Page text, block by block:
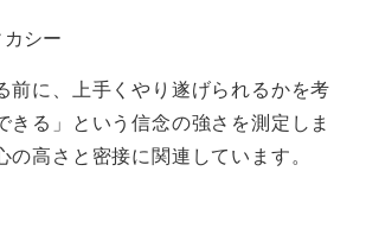
カシー
前に、上手くやり遂げられるかを考
きる」という信念の強さを測定しま
の高さと密接に関連しています。